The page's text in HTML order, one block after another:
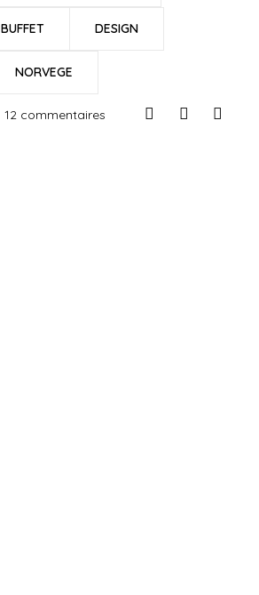
BUFFET DESIGN
NORVEGE
12 commentaires